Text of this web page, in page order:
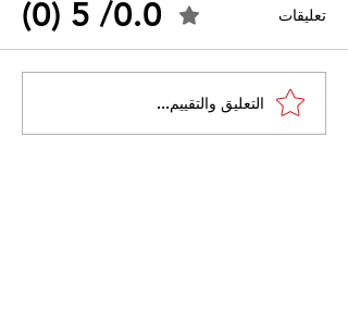
القضاء الإداري يقضي بحل
نقابة "كنابست"
تعليقات 0.0/ 5 (0)
التعليق والتقييم...